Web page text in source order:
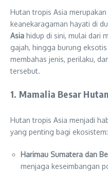
Hutan tropis Asia
keanekaragaman hayati di
Asia hidup di sini, mulai dari
gajah, hingga burung
membahas jenis, perilaku,
tersebut.
1. Mamalia Besar
Hutan tropis Asia menjadi
yang penting bagi ekosistem:
Harimau Sumatera dan
menjaga keseimbangan